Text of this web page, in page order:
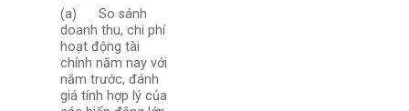
(a) So sánh
doanh thu, chi phí
hoạt động tài
chính năm nay với
năm trước, đánh
giá tính hợp lý của